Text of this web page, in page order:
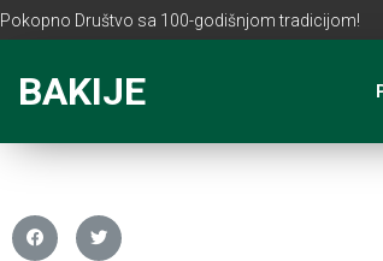
Pokopno Društvo sa 100-godišnjom tradicijom!
BAKIJE